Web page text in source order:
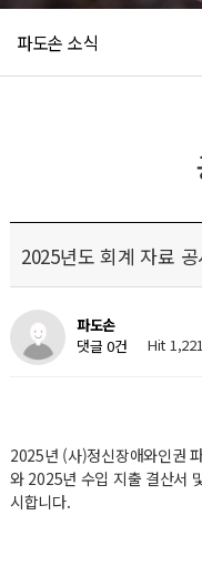
파도손 소식
2025년도 회계 자료 공
파도손
댓글 0건
Hit
2025년 (사)정신장애와인권
와 2025년 수입 지출 결산서
시합니다.